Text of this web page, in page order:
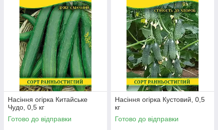
Насіння огірка Китайське
Чудо, 0,5 кг
Готово до відправки
Насіння огірка Кустовий, 0,5
кг
Готово до відправки